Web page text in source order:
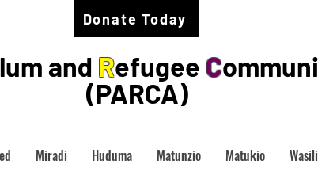
Donate Today
and RefugeeC
(PARCA)
Miradi Huduma Matunzio Matukio